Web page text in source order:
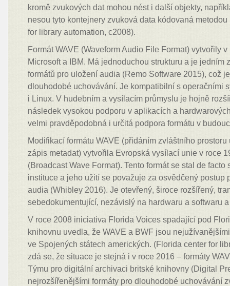
kromě zvukových dat mohou nést i další objekty,
nesou tyto kontejnery zvuková data kódovaná metodou
for library automation, c2008).
Formát WAVE (Waveform Audio File Format) vytvořily
Microsoft a IBM. Má jednoduchou strukturu a je jedním
formátů pro uložení audia (Remo Software 2015), což
dlouhodobé uchovávání. Je kompatibilní s operačními
i Linux. V hudebním a vysílacím průmyslu je hojně
následek vysokou podporu v aplikacích a
velmi pravděpodobná i určitá podpora formátu v
Modifikací formátu WAVE (přidáním zvláštního
zápis metadat) vytvořila Evropská vysílací unie v roce
(Broadcast Wave Format). Tento formát se stal de
instituce a jeho užití se považuje za osvědčený postup
audia (Whibley 2016). Je otevřený, široce rozšířený,
sebedokumentující, nezávislý na hardwaru a softwaru
V roce 2008 iniciativa Florida Voices spadající pod
knihovnu uvedla, že WAVE a BWF jsou
ve Spojených státech amerických. (Florida center for
zdá se, že situace je stejná i v roce 2016 – formáty
Týmu pro digitální archivaci britské knihovny (Digital
nejrozšířenějšími formáty pro dlouhodobé uchovávání